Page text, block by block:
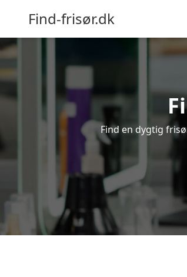
Find-frisør.dk
Find en dygtig